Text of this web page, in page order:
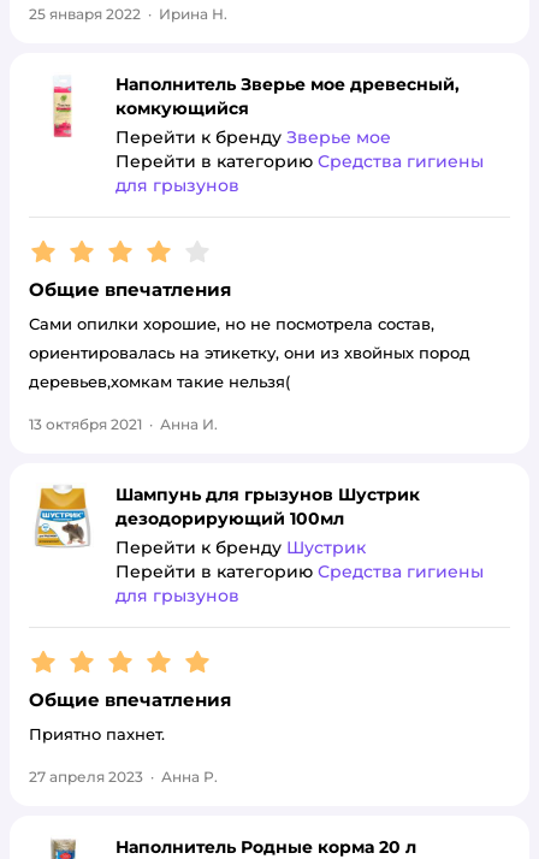
25 января 2022 · Ирина Н.
Наполнитель Зверье мое древесный,
комкующийся
Перейти к бренду Зверье мое
Перейти в категорию Средства гигиены
для грызунов
Рейтинг:4
Общие впечатления
Сами опилки хорошие, но не посмотрела состав,
ориентировалась на этикетку, они из хвойных пород
деревьев,хомкам такие нельзя(
13 октября 2021 · Анна И.
Шампунь для грызунов Шустрик
дезодорирующий 100мл
Перейти к бренду Шустрик
Перейти в категорию Средства гигиены
для грызунов
Рейтинг:5
Общие впечатления
Приятно пахнет.
27 апреля 2023 · Анна Р.
Наполнитель Родные корма 20 л